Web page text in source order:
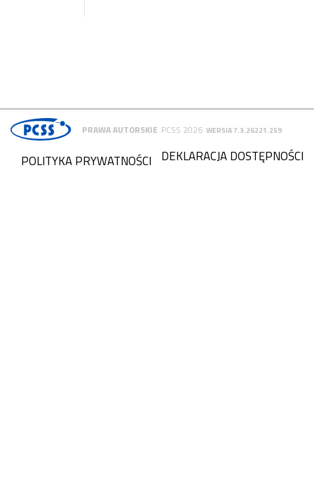
PRAWA AUTORSKIE PCSS 2026 WERSJA 7.3.26221.259
DEKLARACJA DOSTĘPNOŚCI
POLITYKA PRYWATNOŚCI